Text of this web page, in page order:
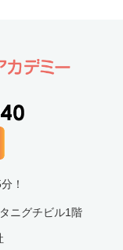
！
ニグチビル1階